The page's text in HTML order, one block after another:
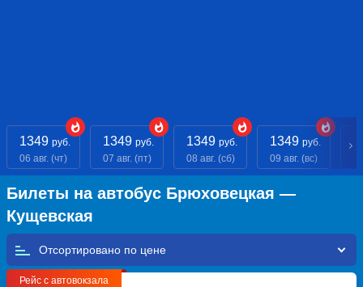
1349 руб.
06 авг. (чт)
1349 руб.
07 авг. (пт)
1349 руб.
08 авг. (сб)
1349 руб.
09 авг. (вс)
Билеты на автобус Брюховецкая —
Кущевская
Отсортировано по
Рейс с автовокзала